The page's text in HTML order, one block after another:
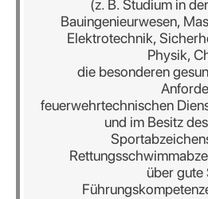
(z. B. Studium in
Bauingenieurwesen,
Elektrotechnik,
Physik,
die besonderen
feuerwehrtechnischen
und im Besitz
über gute